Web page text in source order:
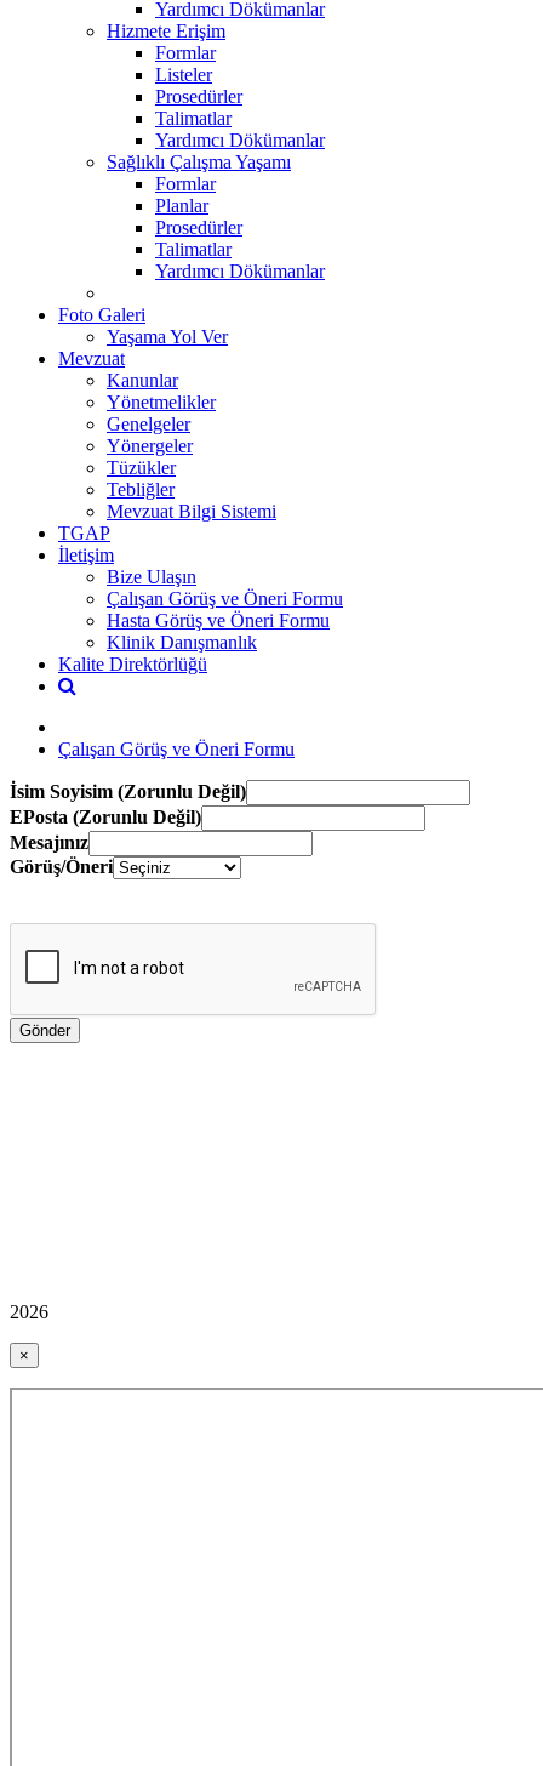
Yardımcı Dökümanlar
Hizmete Erişim
Formlar
Listeler
Prosedürler
Talimatlar
Yardımcı Dökümanlar
Sağlıklı Çalışma Yaşamı
Formlar
Planlar
Prosedürler
Talimatlar
Yardımcı Dökümanlar
Foto Galeri
Yaşama Yol Ver
Mevzuat
Kanunlar
Yönetmelikler
Genelgeler
Yönergeler
Tüzükler
Tebliğler
Mevzuat Bilgi Sistemi
TGAP
İletişim
Bize Ulaşın
Çalışan Görüş ve Öneri Formu
Hasta Görüş ve Öneri Formu
Klinik Danışmanlık
Kalite Direktörlüğü
Çalışan Görüş ve Öneri Formu
İsim Soyisim (Zorunlu Değil)
EPosta (Zorunlu Değil)
Mesajınız
Görüş/Öneri
2026
×